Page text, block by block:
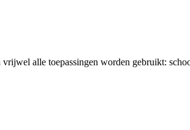
alle toepassingen worden gebruikt: